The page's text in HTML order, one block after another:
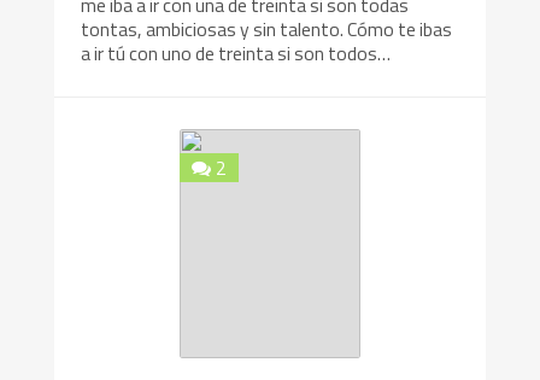
tontas, ambiciosas y sin talento. Cómo te ibas
a ir tú con uno de treinta si son todos…
2